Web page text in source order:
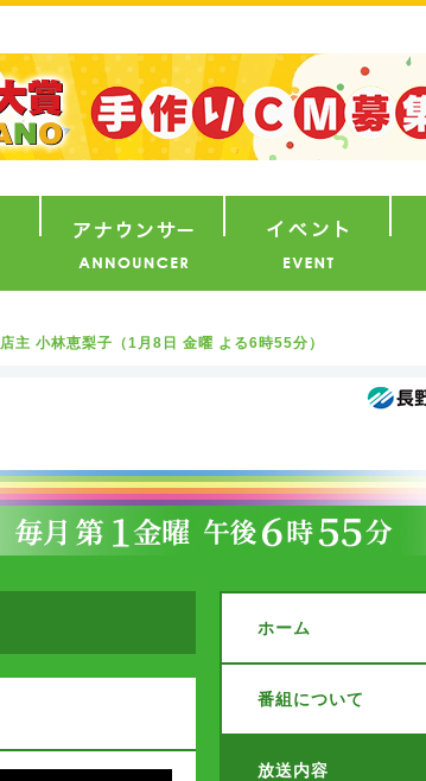
小林恵梨子（1月8日 金曜 よる6時55分）
ホーム
番組について
放送内容